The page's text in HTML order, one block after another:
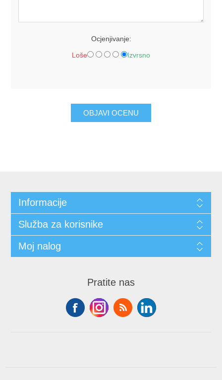
Ocjenjivanje:
Loše Izvrsno
Informacije
Služba za korisnike
Moj nalog
Pratite nas